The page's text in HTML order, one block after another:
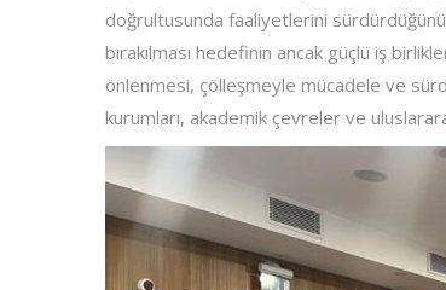
doğrultusunda faaliyetlerini
bırakılması hedefinin ancak güçlü iş
önlenmesi, çölleşmeyle mücadele ve
kurumları, akademik çevreler ve